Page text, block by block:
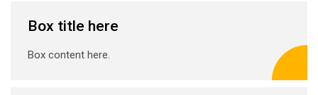
Box title here
Box content here.